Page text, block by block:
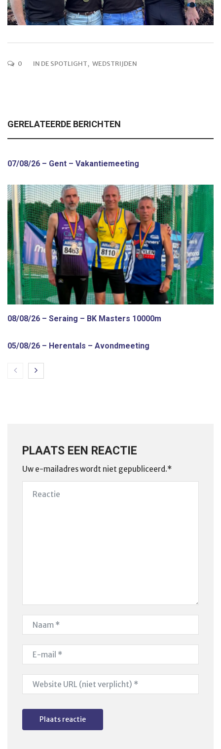
0 IN DE SPOTLIGHT, WEDSTRIJDEN
GERELATEERDE BERICHTEN
07/08/26 – Gent – Vakantiemeeting
08/08/26 – Seraing – BK Masters 10000m
05/08/26 – Herentals – Avondmeeting
PLAATS EEN REACTIE
Uw e-mailadres wordt niet gepubliceerd.*